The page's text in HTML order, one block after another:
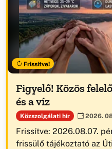
Frissítve!
Figyelő! Közös
és a víz
Közszolgálati hír 2026.
Frissítve: 2026.08.07.
frissülő tájékoztató az